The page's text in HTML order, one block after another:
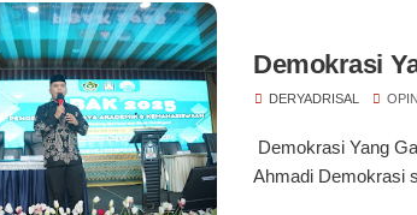
Demokrasi
DERYADRISAL
Demokrasi Yang
Ahmadi Demokrasi